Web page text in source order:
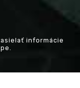
informácie